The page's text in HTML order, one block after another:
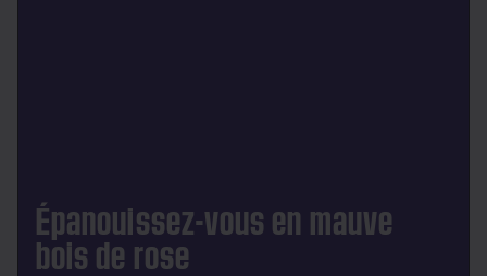
Épanouissez-vous en mauve
bois de rose